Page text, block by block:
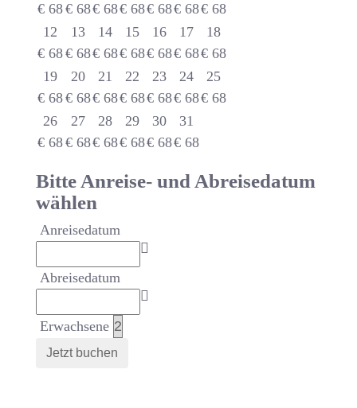
€ 68€ 68€ 68€ 68€ 68€ 68€ 68
12
€ 68
13
€ 68
14
€ 68
15
€ 68
16
€ 68
17
€ 68
18
€ 68
19
€ 68
20
€ 68
21
€ 68
22
€ 68
23
€ 68
24
€ 68
25
€ 68
26
€ 68
27
€ 68
28
€ 68
29
€ 68
30
€ 68
31
€ 68
Bitte Anreise- und Abreisedatum
wählen
Anreisedatum
Abreisedatum
Erwachsene